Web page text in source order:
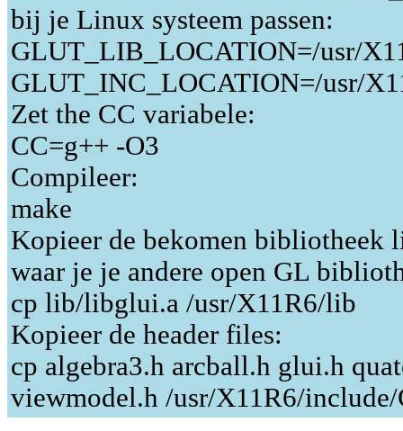
bij je Linux systeem passen:
GLUT_LIB_LOCATION=/usr/
GLUT_INC_LOCATION=/usr/
Zet the CC variabele:
CC=g++ -O3
Compileer:
make
Kopieer de bekomen bibliotheek
waar je je andere open GL
cp lib/libglui.a /usr/X11R6/lib
Kopieer de header files:
cp algebra3.h arcball.h glui.h
viewmodel.h /usr/X11R6/